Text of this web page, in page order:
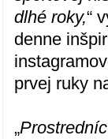
dlhé roky,“
denne
prvej ruky
„